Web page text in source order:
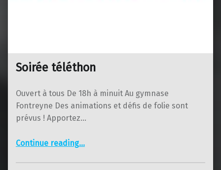
Soirée téléthon
Ouvert à tous De 18h à minuit Au gymnase
Fontreyne Des animations et défis de folie sont
prévus ! Apportez…
Continue reading…